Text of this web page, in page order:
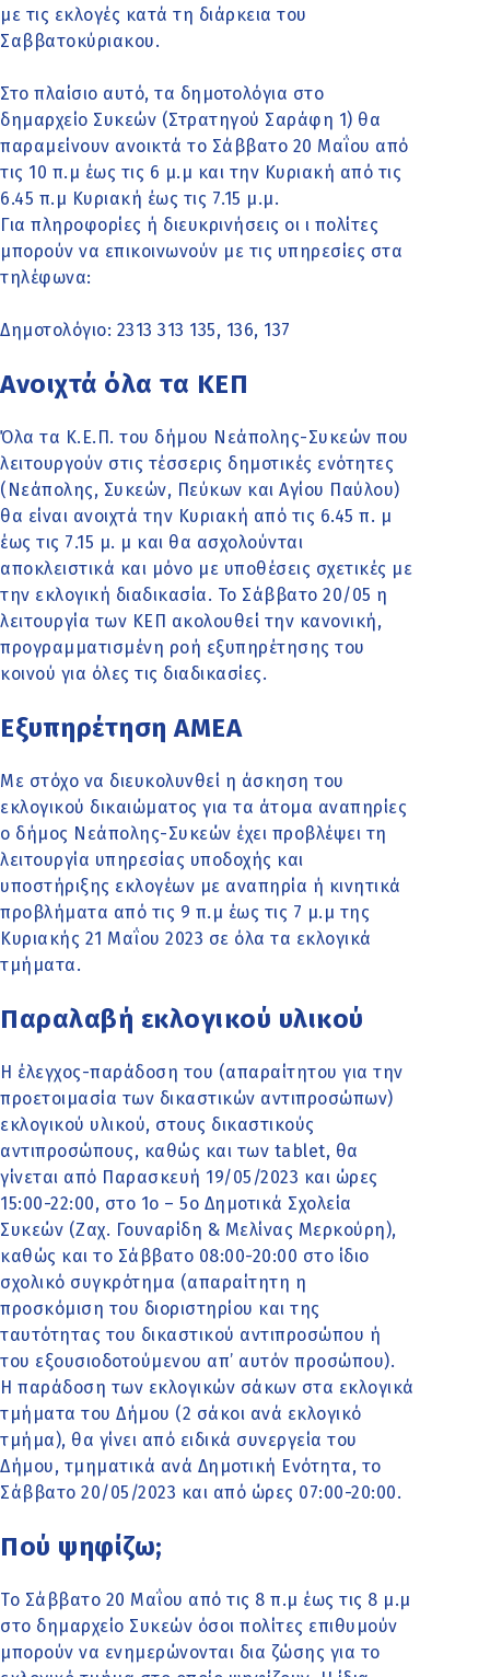
με τις εκλογές κατά τη διάρκεια του
Σαββατοκύριακου.
Στο πλαίσιο αυτό, τα δημοτολόγια στο
δημαρχείο Συκεών (Στρατηγού Σαράφη 1) θα
παραμείνουν ανοικτά το Σάββατο 20 Μαΐου από
τις 10 π.μ έως τις 6 μ.μ και την Κυριακή από τις
6.45 π.μ Κυριακή έως τις 7.15 μ.μ.
Για πληροφορίες ή διευκρινήσεις οι ι πολίτες
μπορούν να επικοινωνούν με τις υπηρεσίες στα
τηλέφωνα:
Δημοτολόγιο: 2313 313 135, 136, 137
Ανοιχτά όλα τα ΚΕΠ
Όλα τα Κ.Ε.Π. του δήμου Νεάπολης-Συκεών που
λειτουργούν στις τέσσερις δημοτικές ενότητες
(Νεάπολης, Συκεών, Πεύκων και Αγίου Παύλου)
θα είναι ανοιχτά την Κυριακή από τις 6.45 π. μ
έως τις 7.15 μ. μ και θα ασχολούνται
αποκλειστικά και μόνο με υποθέσεις σχετικές με
την εκλογική διαδικασία. Το Σάββατο 20/05 η
λειτουργία των ΚΕΠ ακολουθεί την κανονική,
προγραμματισμένη ροή εξυπηρέτησης του
κοινού για όλες τις διαδικασίες.
Εξυπηρέτηση ΑΜΕΑ
Με στόχο να διευκολυνθεί η άσκηση του
εκλογικού δικαιώματος για τα άτομα αναπηρίες
ο δήμος Νεάπολης-Συκεών έχει προβλέψει τη
λειτουργία υπηρεσίας υποδοχής και
υποστήριξης εκλογέων με αναπηρία ή κινητικά
προβλήματα από τις 9 π.μ έως τις 7 μ.μ της
Κυριακής 21 Μαΐου 2023 σε όλα τα εκλογικά
τμήματα.
Παραλαβή εκλογικού υλικού
Η έλεγχος-παράδοση του (απαραίτητου για την
προετοιμασία των δικαστικών αντιπροσώπων)
εκλογικού υλικού, στους δικαστικούς
αντιπροσώπους, καθώς και των tablet, θα
γίνεται από Παρασκευή 19/05/2023 και ώρες
15:00-22:00, στο 1ο – 5ο Δημοτικά Σχολεία
Συκεών (Ζαχ. Γουναρίδη & Μελίνας Μερκούρη),
καθώς και το Σάββατο 08:00-20:00 στο ίδιο
σχολικό συγκρότημα (απαραίτητη η
προσκόμιση του διοριστηρίου και της
ταυτότητας του δικαστικού αντιπροσώπου ή
του εξουσιοδοτούμενου απ’ αυτόν προσώπου).
Η παράδοση των εκλογικών σάκων στα εκλογικά
τμήματα του Δήμου (2 σάκοι ανά εκλογικό
τμήμα), θα γίνει από ειδικά συνεργεία του
Δήμου, τμηματικά ανά Δημοτική Ενότητα, το
Σάββατο 20/05/2023 και από ώρες 07:00-20:00.
Πού ψηφίζω;
Το Σάββατο 20 Μαΐου από τις 8 π.μ έως τις 8 μ.μ
στο δημαρχείο Συκεών όσοι πολίτες επιθυμούν
μπορούν να ενημερώνονται δια ζώσης για το